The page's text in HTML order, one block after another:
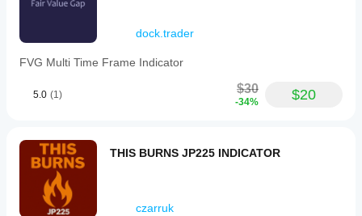
dock.trader
FVG Multi Time Frame Indicator
5.0 (1) $30
-34% $20
THIS BURNS JP225 INDICATOR
czarruk